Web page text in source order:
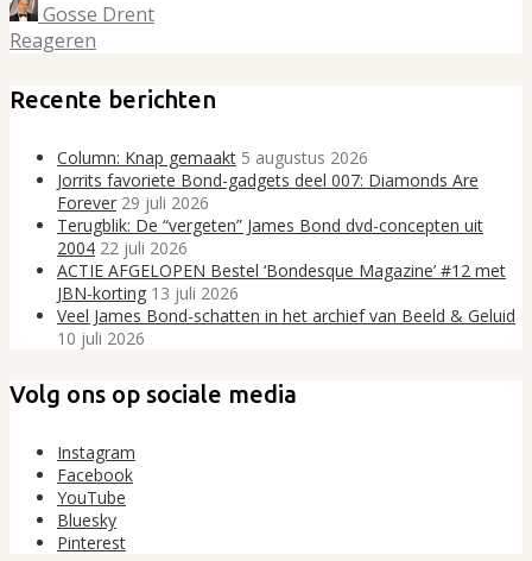
Gosse Drent
Reageren
Recente berichten
Column: Knap gemaakt 5 augustus 2026
Jorrits favoriete Bond-gadgets deel 007: Diamonds Are
Forever 29 juli 2026
Terugblik: De “vergeten” James Bond dvd-concepten uit
2004 22 juli 2026
ACTIE AFGELOPEN Bestel ‘Bondesque Magazine’ #12 met
JBN-korting 13 juli 2026
Veel James Bond-schatten in het archief van Beeld & Geluid
10 juli 2026
Volg ons op sociale media
Instagram
Facebook
YouTube
Bluesky
Pinterest